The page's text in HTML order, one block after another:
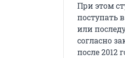
При этом
поступать
или
согласно
после 2012